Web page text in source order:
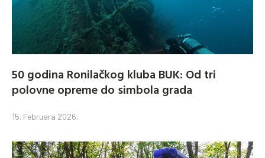
50 godina Ronilačkog kluba BUK: Od tri
polovne opreme do simbola grada
15. Februara 2026.